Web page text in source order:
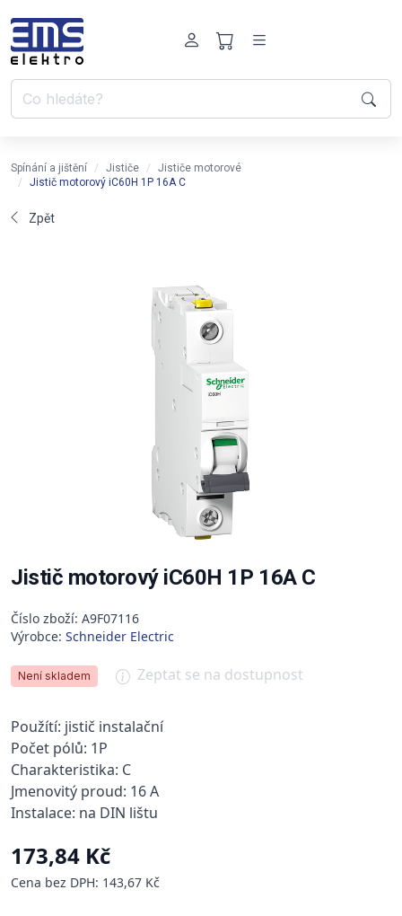
Spínání a jištění Jističe
Jističe motorové
Jistič motorový iC60H 1P 16A C
Zpět
Jistič motorový iC60H 1P 16A C
Číslo zboží: A9F07116
Výrobce: Schneider Electric
Není skladem Zeptat se na dostupnost
Použítí: jistič instalační
Počet pólů: 1P
Charakteristika: C
Jmenovitý proud: 16 A
Instalace: na DIN lištu
173,84 Kč
Cena bez DPH: 143,67 Kč